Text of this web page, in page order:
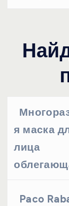
я маска
лица
Paco